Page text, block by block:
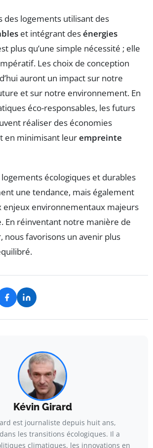
des logements utilisant des
et intégrant desénergies
plus qu’une simple nécessité ; elle
Les choix de conception
auront un impact sur notre
et sur notre environnement. En
éco-responsables, les futurs
réaliser des économies
en minimisant leurempreinte
logements écologiques et durables
une tendance, mais également
enjeux environnementaux majeurs
En réinventant notre manière de
nous favorisons un avenir plus
Kévin Girard
est journaliste depuis huit ans,
les transitions écologiques. Il a
climatiques, les innovations en